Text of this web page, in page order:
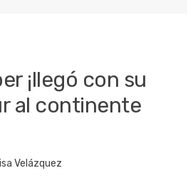
¡llegó con su
al continente
Velázquez